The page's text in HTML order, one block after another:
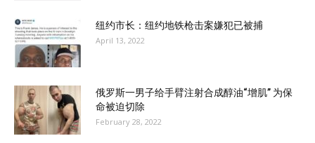
纽约市长：纽约地铁枪击案嫌犯已被捕
April 13, 2022
俄罗斯一男子给手臂注射合成醇油“增肌” 为保
命被迫切除
February 28, 2022